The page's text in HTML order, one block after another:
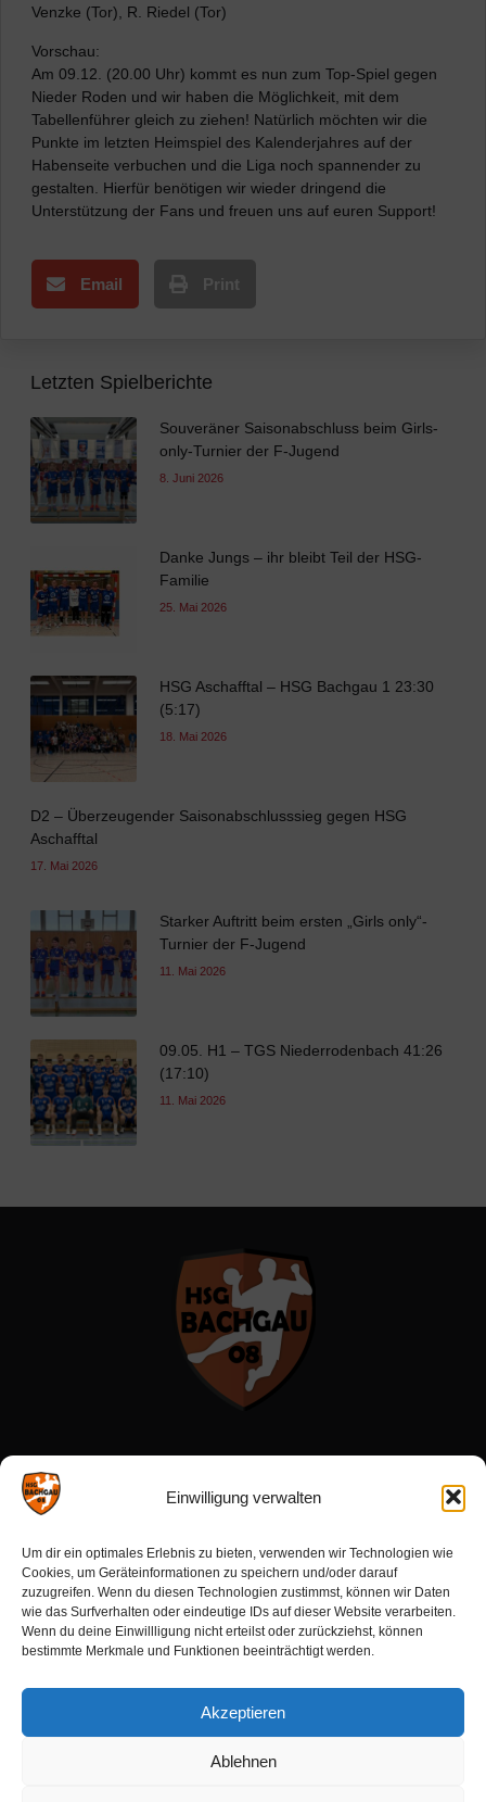
Einwilligung verwalten
Um dir ein optimales Erlebnis zu bieten, verwenden wir Technologien wie
Cookies, um Geräteinformationen zu speichern und/oder darauf
zuzugreifen. Wenn du diesen Technologien zustimmst, können wir Daten
wie das Surfverhalten oder eindeutige IDs auf dieser Website verarbeiten.
Wenn du deine Einwillligung nicht erteilst oder zurückziehst, können
bestimmte Merkmale und Funktionen beeinträchtigt werden.
Akzeptieren
Ablehnen
Venzke (Tor), R. Riedel (Tor) ‎
Vorschau:
Am 09.12. (20.00 Uhr) kommt es nun zum Top-Spiel gegen
Nieder Roden und wir haben die Möglichkeit, mit dem
Tabellenführer gleich zu ziehen! Natürlich möchten wir die
Punkte im letzten Heimspiel des Kalenderjahres auf der
Habenseite verbuchen und die Liga noch spannender zu
gestalten. Hierfür benötigen wir wieder dringend die
Unterstützung der Fans und freuen uns auf euren Support!
Email Print
Letzten Spielberichte
Souveräner Saisonabschluss beim Girls-
only-Turnier der F-Jugend
8. Juni 2026
Danke Jungs – ihr bleibt Teil der HSG-
Familie
25. Mai 2026
HSG Aschafftal – HSG Bachgau 1 23:30
(5:17)
18. Mai 2026
D2 – Überzeugender Saisonabschlusssieg gegen HSG
Aschafftal
17. Mai 2026
Starker Auftritt beim ersten „Girls only“-
Turnier der F-Jugend
11. Mai 2026
09.05. H1 – TGS Niederrodenbach 41:26
(17:10)
11. Mai 2026
Menü:
Sponsoren
Aktuelles:
Kommende Spiele